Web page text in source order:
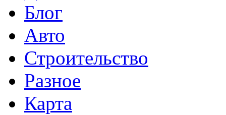
Блог
Авто
Строительство
Разное
Карта